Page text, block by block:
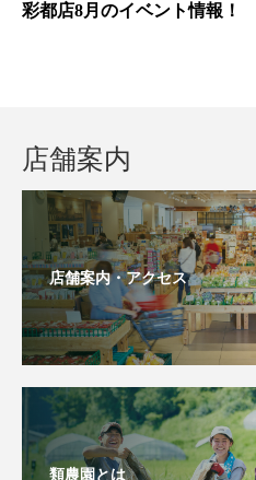
彩都店8月のイベント情報！
店舗案内
店舗案内・アクセス
類農園とは